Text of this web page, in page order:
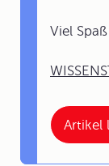
Artikel
Viel